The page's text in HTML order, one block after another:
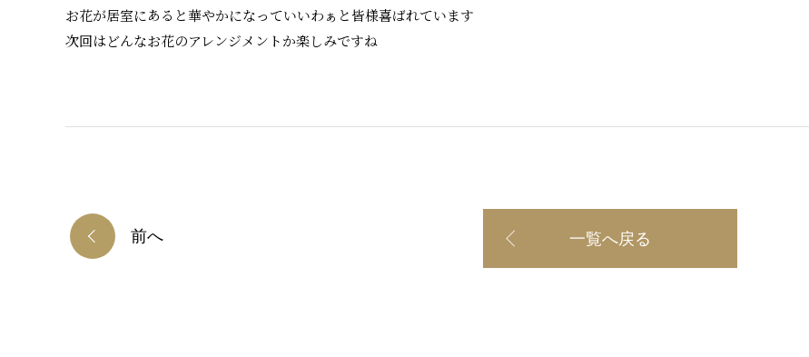
お花が居室にあると華やかになっていいわぁと皆様喜ばれています
次回はどんなお花のアレンジメントか楽しみですね
前へ 一覧へ戻る